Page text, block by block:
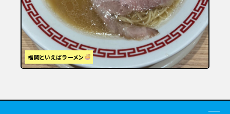
福岡といえばラーメン